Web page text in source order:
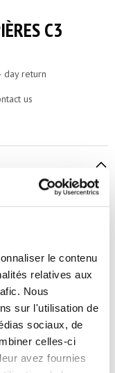
le contenu
relatives aux
Nous
sur l'utilisation de
sociaux, de
celles-ci
avez fournies
C3
day return
us
shades mixed
with talcum
to apply synthetic
by diffusing the
highly